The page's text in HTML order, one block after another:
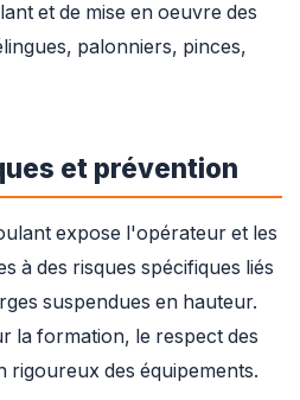
et de mise en oeuvre des
palonniers, pinces,
et prévention
expose l'opérateur et les
à des risques spécifiques liés
suspendues en hauteur.
la formation, le respect des
des équipements.